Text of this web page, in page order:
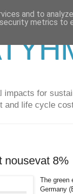
impacts for
and life cycle
nousevat 8%
The green
Germany
and to
metrics to